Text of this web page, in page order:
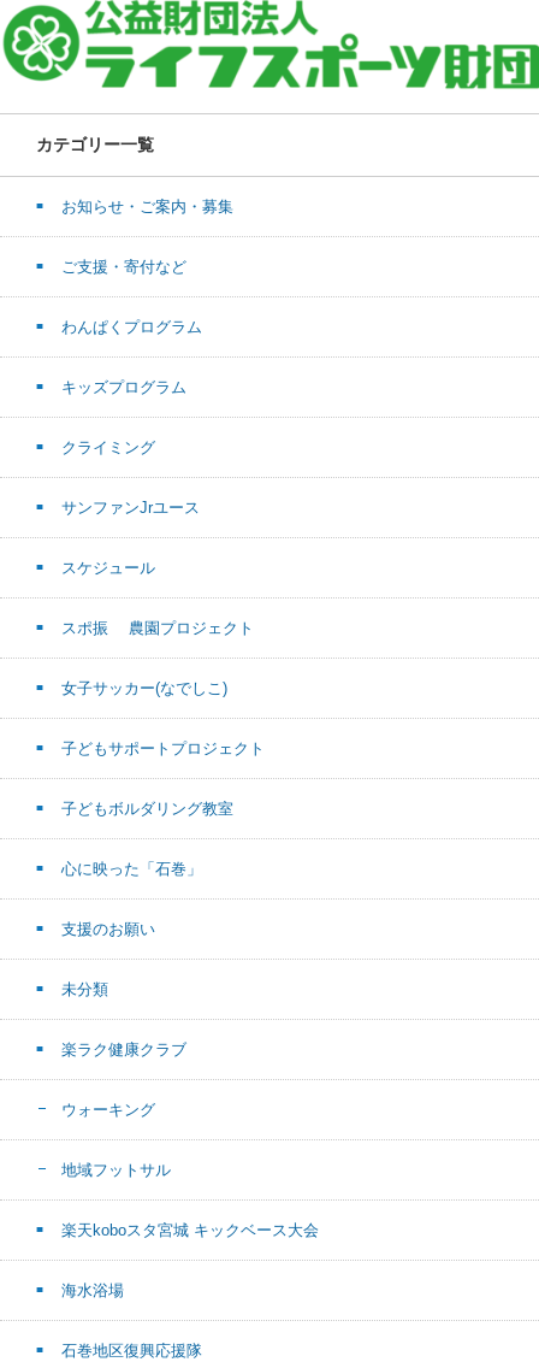
カテゴリー一覧
お知らせ・ご案内・募集
ご支援・寄付など
わんぱくプログラム
キッズプログラム
クライミング
サンファンJrユース
スケジュール
スポ振 農園プロジェクト
女子サッカー(なでしこ)
子どもサポートプロジェクト
子どもボルダリング教室
心に映った「石巻」
支援のお願い
未分類
楽ラク健康クラブ
ウォーキング
地域フットサル
楽天koboスタ宮城 キックベース大会
海水浴場
石巻地区復興応援隊